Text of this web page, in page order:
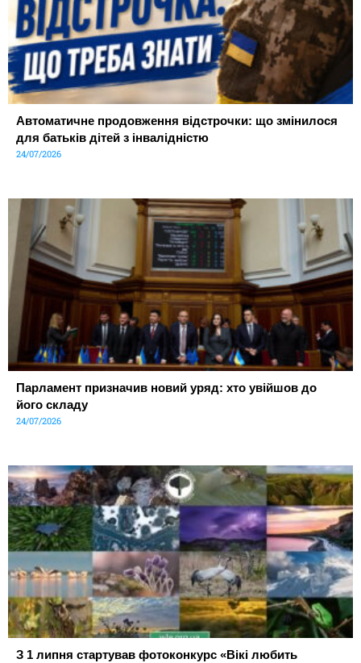
Автоматичне продовження відстрочки: що змінилося
для батьків дітей з інвалідністю
24/07/2026
Парламент призначив новий уряд: хто увійшов до
його складу
24/07/2026
З 1 липня стартував фотоконкурс «Вікі любить